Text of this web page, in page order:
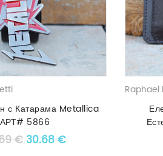
с Катарама Metallica
АРТ# 5866
€ Original price was: 53.69 €.
30.68€Текущата цена е:
Raphael